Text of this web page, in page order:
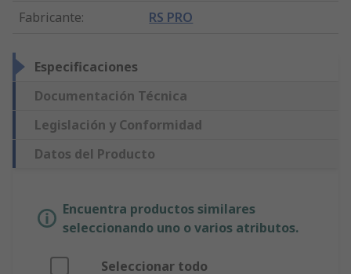
Fabricante: RS PRO
Especificaciones
Documentación Técnica
Legislación y Conformidad
Datos del Producto
Encuentra productos similares
seleccionando uno o varios atributos.
Seleccionar todo